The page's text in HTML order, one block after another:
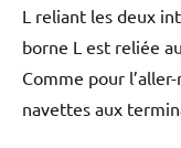
L reliant les deux
borne L est reliée
Comme pour
navettes aux